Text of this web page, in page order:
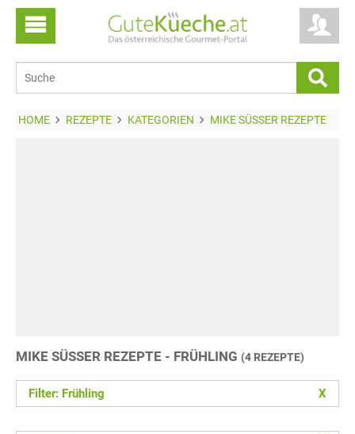
HOME REZEPTE KATEGORIEN MIKE SÜSSER REZEPTE
MIKE SÜSSER REZEPTE - FRÜHLING (4 REZEPTE)
Filter: Frühling X